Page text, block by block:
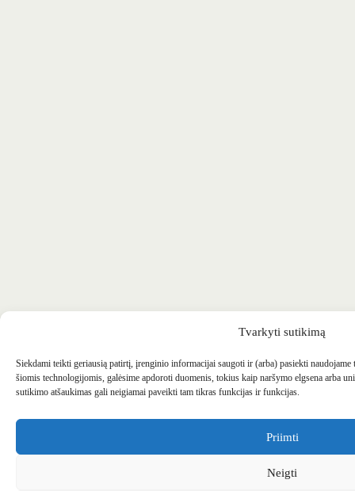
Tvarkyti sutikimą
Siekdami teikti geriausią patirtį, įrenginio informacijai saugoti ir (arba) pasiekti
šiomis technologijomis, galėsime apdoroti duomenis, tokius kaip naršymo elgsena arba
sutikimo atšaukimas gali neigiamai paveikti tam tikras funkcijas ir funkcijas.
Priimti
Neigti